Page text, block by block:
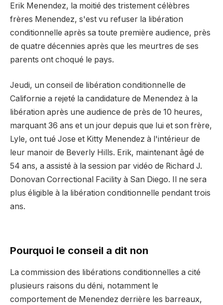
Erik Menendez, la moitié des tristement célèbres
frères Menendez, s'est vu refuser la libération
conditionnelle après sa toute première audience, près
de quatre décennies après que les meurtres de ses
parents ont choqué le pays.
Jeudi, un conseil de libération conditionnelle de
Californie a rejeté la candidature de Menendez à la
libération après une audience de près de 10 heures,
marquant 36 ans et un jour depuis que lui et son frère,
Lyle, ont tué Jose et Kitty Menendez à l'intérieur de
leur manoir de Beverly Hills. Erik, maintenant âgé de
54 ans, a assisté à la session par vidéo de Richard J.
Donovan Correctional Facility à San Diego. Il ne sera
plus éligible à la libération conditionnelle pendant trois
ans.
Pourquoi le conseil a dit non
La commission des libérations conditionnelles a cité
plusieurs raisons du déni, notamment le
comportement de Menendez derrière les barreaux,